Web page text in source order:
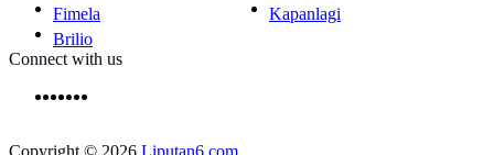
Fimela
Kapanlagi
Brilio
Connect with us